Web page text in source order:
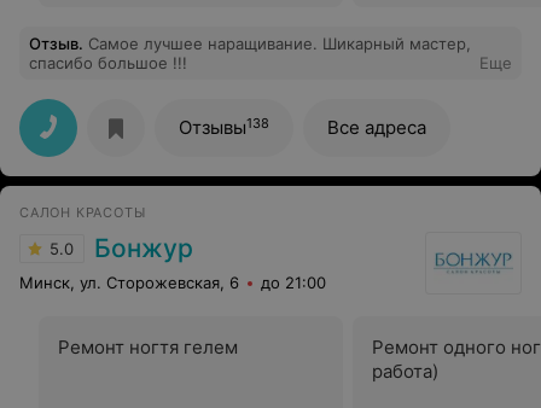
Отзыв. Самое лучшее наращивание. Шикарный мастер,
спасибо большое !!!
Еще
Отзывы138 Все адреса
САЛОН КРАСОТЫ
5.0 Бонжур
Минск, ул. Сторожевская, 6 до 21:00
Ремонт ногтя гелем
Ремонт одного
работа)